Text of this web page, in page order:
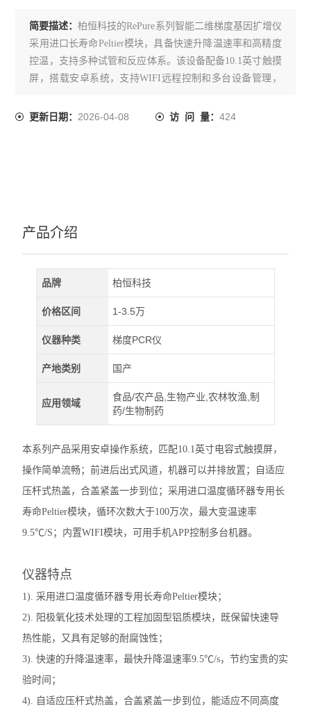
简要描述：柏恒科技的RePure系列智能二维梯度基因扩增仪
采用进口长寿命Peltier模块，具备快速升降温速率和高精度
控温，支持多种试管和反应体系。该设备配备10.1英寸触摸
屏，搭载安卓系统，支持WIFI远程控制和多台设备管理，
和用户权限管理。
更新日期：2026-04-08 访 问 量： 424
产品介绍
品牌 柏恒科技
价格区间 1-3.5万
仪器种类 梯度PCR仪
产地类别 国产
应用领域
食品/农产品,生物产业,农林牧渔,制
药/生物制药
本系列产品采用安卓操作系统，匹配10.1英寸电容式触摸屏，
操作简单流畅；前进后出式风道，机器可以并排放置；自适应
压杆式热盖，合盖紧盖一步到位；采用进口温度循环器专用长
寿命Peltier模块，循环次数大于100万次，最大变温速率
9.5℃/S；内置WIFI模块，可用手机APP控制多台机器。
仪器特点
1). 采用进口温度循环器专用长寿命Peltier模块；
2). 阳极氧化技术处理的工程加固型铝质模块，既保留快速导
热性能，又具有足够的耐腐蚀性；
3). 快速的升降温速率，最快升降温速率9.5℃/s，节约宝贵的实
验时间；
4). 自适应压杆式热盖，合盖紧盖一步到位，能适应不同高度